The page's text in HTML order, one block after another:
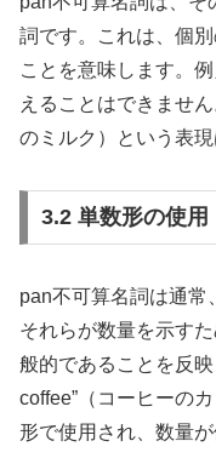
詞です。これは、個
ことを意味します。
えることはできませ
のミルク）という表現
3.2 単数形の使用
pan不可算名詞は通常
それらが数量を示す
般的であることを反
coffee”（コーヒーの
形で使用され、数量